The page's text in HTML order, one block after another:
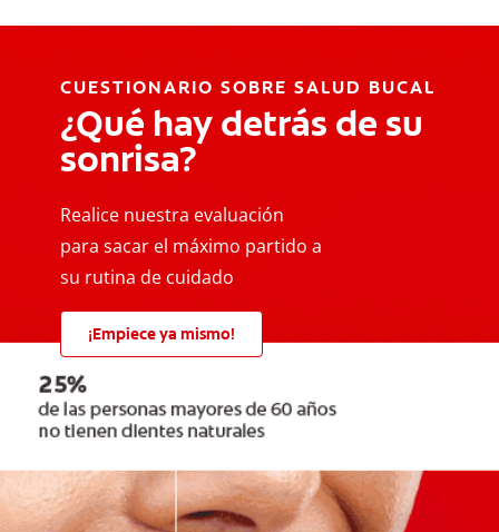
CUESTIONARIO SOBRE SALUD BUCAL
¿Qué hay detrás de su
sonrisa?
Realice nuestra evaluación
para sacar el máximo partido a
su rutina de cuidado
¡Empiece ya mismo!